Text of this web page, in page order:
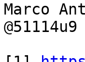
Marco
@51114u9